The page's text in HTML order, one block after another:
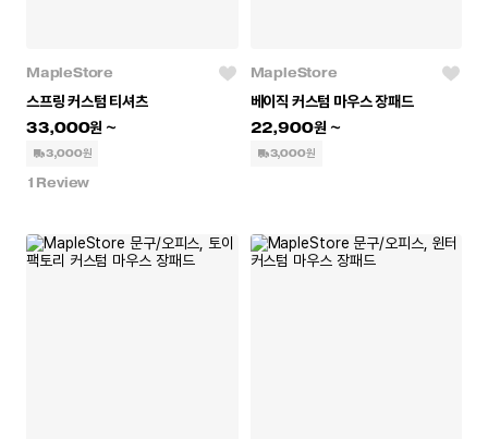
MapleStore
스프링 커스텀 티셔츠
33,000
3,000원
Review
1
MapleStore
베이직 커스텀 마우스 장패드
22,900
3,000원